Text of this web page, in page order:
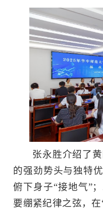
张永胜介绍了
的强劲势头与独特
俯下身子“接地气”
要绷紧纪律之弦，